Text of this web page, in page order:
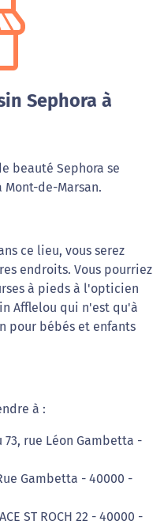
Sephora à
beauté Sephora se
Mont-de-Marsan.
ce lieu, vous serez
endroits. Vous pourriez
à pieds à l'opticien
Afflelou qui n'est qu'à
pour bébés et enfants
à :
73, rue Léon Gambetta -
Gambetta - 40000 -
ST ROCH 22 - 40000 -